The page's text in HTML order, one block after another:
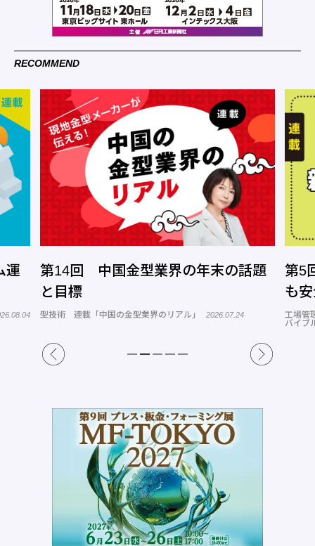
RECOMMEND
界の年末の話題
リアル」 2026.07.24
第5回 改善のスキル育成④
も安全につくれるスキルを
工場管理 連載「リーダーに捧ぐZ世代の新人育